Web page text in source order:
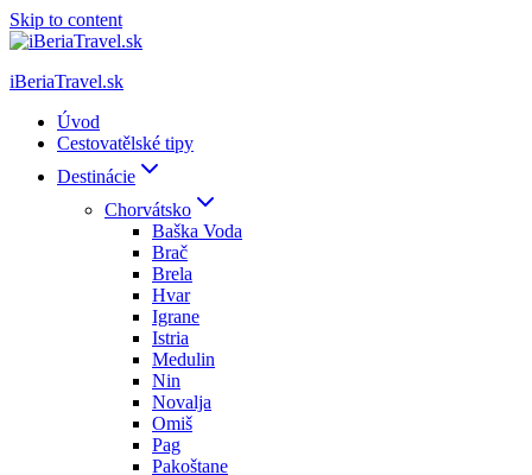
Skip to content
iBeriaTravel.sk
Úvod
Cestovatělské tipy
Destinácie
Chorvátsko
Baška Voda
Brač
Brela
Hvar
Igrane
Istria
Medulin
Nin
Novalja
Omiš
Pag
Pakoštane